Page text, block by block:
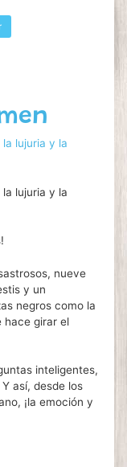
lujuria y la
lujuria y la
nueve
y un
negros como la
hace girar el
inteligentes,
así, desde los
¡la emoción y